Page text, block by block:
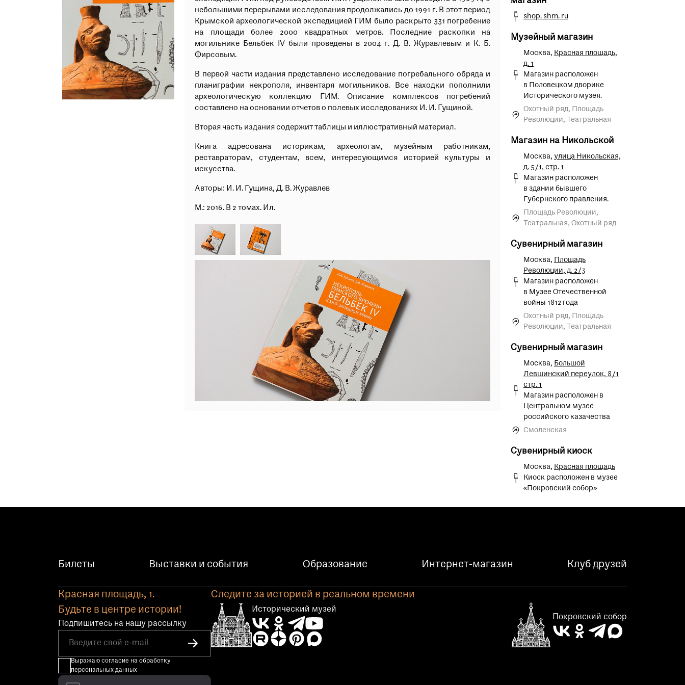
Пройти опрос
небольшими перерывами исследования продолжались до 1991 г. В этот период
Крымской археологической экспедицией ГИМ было раскрыто 331 погребение
на площади более 2000 квадратных метров. Последние раскопки на
могильнике Бельбек IV были проведены в 2004 г. Д. В. Журавлевым и К. Б.
Фирсовым.
В первой части издания представлено исследование погребального обряда и
планиграфии некрополя, инвентаря могильников. Все находки пополнили
археологическую коллекцию ГИМ. Описание комплексов погребений
составлено на основании отчетов о полевых исследованиях И. И. Гущиной.
Вторая часть издания содержит таблицы и иллюстративный материал.
Книга адресована историкам, археологам, музейным работникам,
реставраторам, студентам, всем, интересующимся историей культуры и
искусства.
Авторы: И. И. Гущина, Д. В. Журавлев
М.: 2016. В 2 томах. Ил.
shop. shm. ru
Музейный магазин
Москва, Красная площадь,
д. 1
Магазин расположен
в Половецком дворике
Исторического музея.
Охотный ряд, Площадь
Революции, Театральная
Магазин на Никольской
Москва, улица Никольская,
д. 5/1, стр. 1
Магазин расположен
в здании бывшего
Губернского правления.
Площадь Революции,
Театральная, Охотный ряд
Сувенирный магазин
Москва, Площадь
Революции, д. 2/3
Магазин расположен
в Музее Отечественной
войны 1812 года
Охотный ряд, Площадь
Революции, Театральная
Сувенирный магазин
Москва, Большой
Левшинский переулок, 8/1
стр. 1
Магазин расположен в
Центральном музее
российского казачества
Смоленская
Сувенирный киоск
Москва, Красная площадь
Киоск расположен в музее
«Покровский собор»
Билеты Выставки и события Образование Интернет-магазин Клуб друзей
Красная площадь, 1.
Будьте в центре истории!
Подпишитесь на нашу рассылку
Выражаю согласие на обработку
персональных данных
Следите за историей в реальном времени
Исторический музей
Покровский собор